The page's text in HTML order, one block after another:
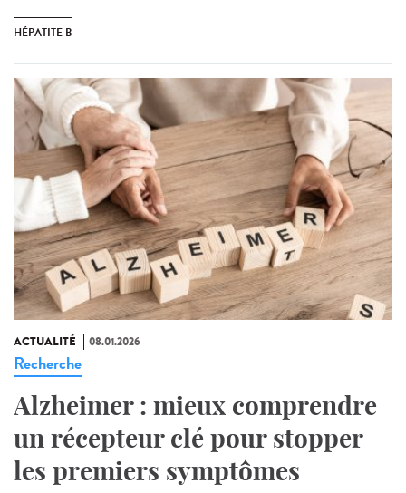
HÉPATITE B
ACTUALITÉ 08.01.2026
Recherche
Alzheimer : mieux comprendre
un récepteur clé pour stopper
les premiers symptômes